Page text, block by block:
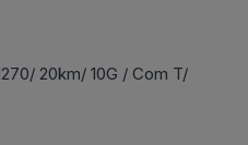
20km/ 10G / Com T/